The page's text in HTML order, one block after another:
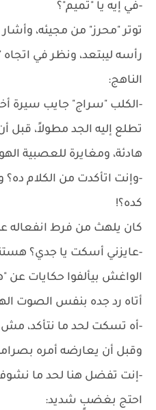
-في إيه يا "تميم"؟
توتر "محرز" من مجيئه،
رأسه ليبتعد، ونظر في
الناهج:
-الكلب "سراج" جايب سيرة
تطلع إليه الجد مطولاً، قبل
هادئة، ومغايرة للعصبية
-وإنت اتأكدت من الكلام ده؟
كده؟!
كان يلهث من فرط انفعاله
-عايزني أسكت يا جدي؟
الواغش بيألفوا حكايات عن
أتاه رد جده بنفس الصوت
-أه تسكت لحد ما نتأكد، مش
وقبل أن يعارضه أمره
-إنت تفضل هنا لحد ما
احتج بغضبٍ شديد: